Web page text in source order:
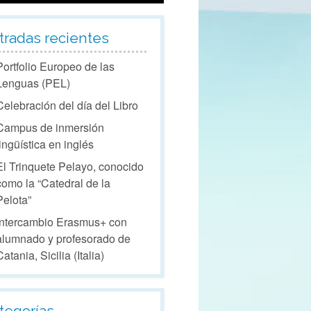
recientes
Europeo de las
(PEL)
del día del Libro
de inmersión
en inglés
Trinquete Pelayo, conocido
la “Catedral de la
Erasmus+ con
y profesorado de
Sicilia (Italia)